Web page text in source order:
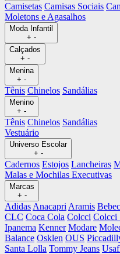
Camisetas Camisas Sociais
Moletons e Agasalhos
Moda Infantil
+ -
Calçados
+ -
Menina
+ -
Tênis Chinelos Sandálias
Menino
+ -
Tênis Chinelos Sandálias
Vestuário
Universo Escolar
+ -
Cadernos Estojos Lancheiras
Malas e Mochilas Executivas
Marcas
+ -
Adidas Anacapri Aramis
CLC Coca Cola Colcci Colcci
Ipanema Kenner Modare
Balance Osklen OUS
Santa Lolla Tommy Jeans